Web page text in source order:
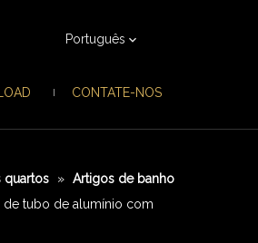
Português
CONTATE-NOS
quartos » Artigos de banho
de tubo de alumínio com